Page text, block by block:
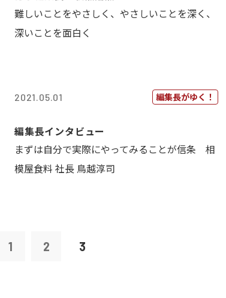
難しいことをやさしく、やさしいことを深く、
深いことを面白く
2021.05.01 編集長がゆく！
編集長インタビュー
まずは自分で実際にやってみることが信条 相
模屋食料 社長 鳥越淳司
1 2 3